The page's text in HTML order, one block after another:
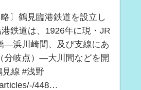
〕鶴見臨港鉄道を設立し
鉄道は、1926年に現・JR
―浜川崎間、及び支線にあ
分岐点）―大川間などを開
線 #浅野
448…